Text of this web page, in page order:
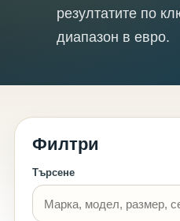
резултатите по
диапазон в евро.
Филтри
Търсене